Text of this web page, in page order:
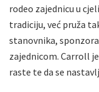
rodeo zajednicu u
tradiciju, već pruža
stanovnika,
zajednicom. Carroll
raste te da se